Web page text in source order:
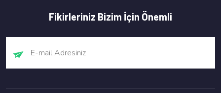
Fikirleriniz Bizim İçin Önemli